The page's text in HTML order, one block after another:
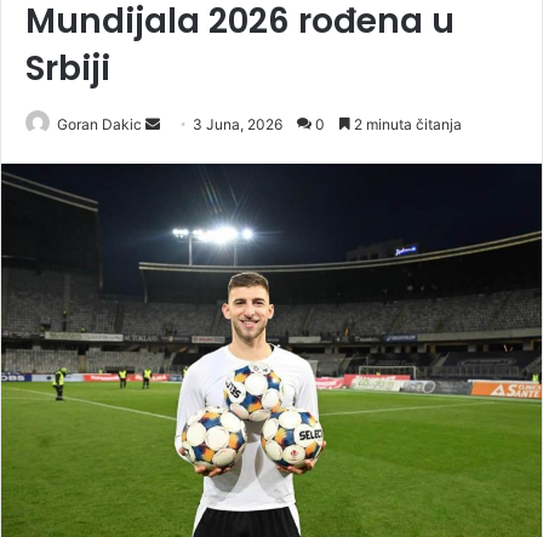
Mundijala 2026 rođena u
Srbiji
Goran Dakic
a
n
m
a
i
l
3 Juna, 2026 0 2 minuta čitanja